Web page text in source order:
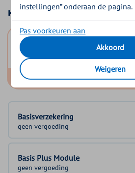
Kies uw basisverzekering
Basis Start
Basis Zeker
Basis Exclusief
Basisverzekering
geen vergoeding
Basis Plus Module
geen vergoeding
instellingen” onderaan de pagina.
Pas voorkeuren aan
Akkoord
Weigeren